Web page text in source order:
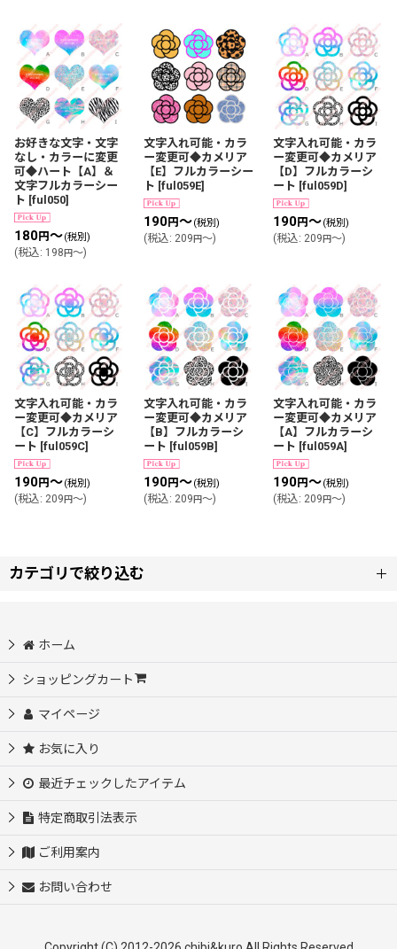
お好きな文字・文字
なし・カラーに変更
可◆ハート【A】＆
文字フルカラーシー
ト [ful050]
180円～(税別)
(税込: 198 円～)
文字入れ可能・カラ
ー変更可◆カメリア
【E】フルカラーシー
ト [ful059E]
190円～(税別)
(税込: 209 円～)
文字入れ可能・カラ
ー変更可◆カメリア
【D】フルカラーシ
ート [ful059D]
190円～(税別)
(税込: 209 円～)
文字入れ可能・カラ
ー変更可◆カメリア
【C】フルカラーシ
ート [ful059C]
190円～(税別)
(税込: 209 円～)
文字入れ可能・カラ
ー変更可◆カメリア
【B】フルカラーシ
ート [ful059B]
190円～(税別)
(税込: 209 円～)
文字入れ可能・カラ
ー変更可◆カメリア
【A】フルカラーシ
ート [ful059A]
190円～(税別)
(税込: 209 円～)
カテゴリで絞り込む
文字ロゴ
オリジナルタグ・サイズタグ
動物・鳥・昆虫・恐竜・海洋生物
乗り物・建物・遊具
ホーム
ショッピングカート
マイページ
お気に入り
最近チェックしたアイテム
特定商取引法表示
ご利用案内
お問い合わせ